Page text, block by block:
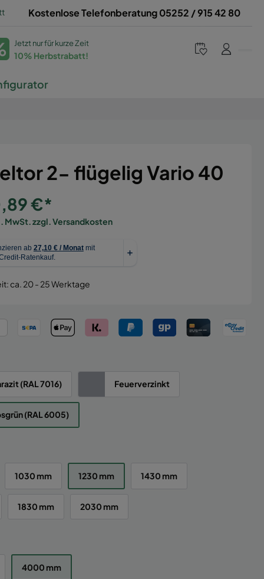
Kostenlose Telefonberatung 05252 / 915 42 80
Jetzt nur für kurze Zeit
10% Herbstrabatt!
2- flügelig Vario 40
€*
MwSt. zzgl. Versandkosten
ca. 20 - 25 Werktage
(RAL 7016) Feuerverzinkt
(RAL 6005)
1030 mm 1230 mm 1430 mm
1830 mm 2030 mm
4000 mm